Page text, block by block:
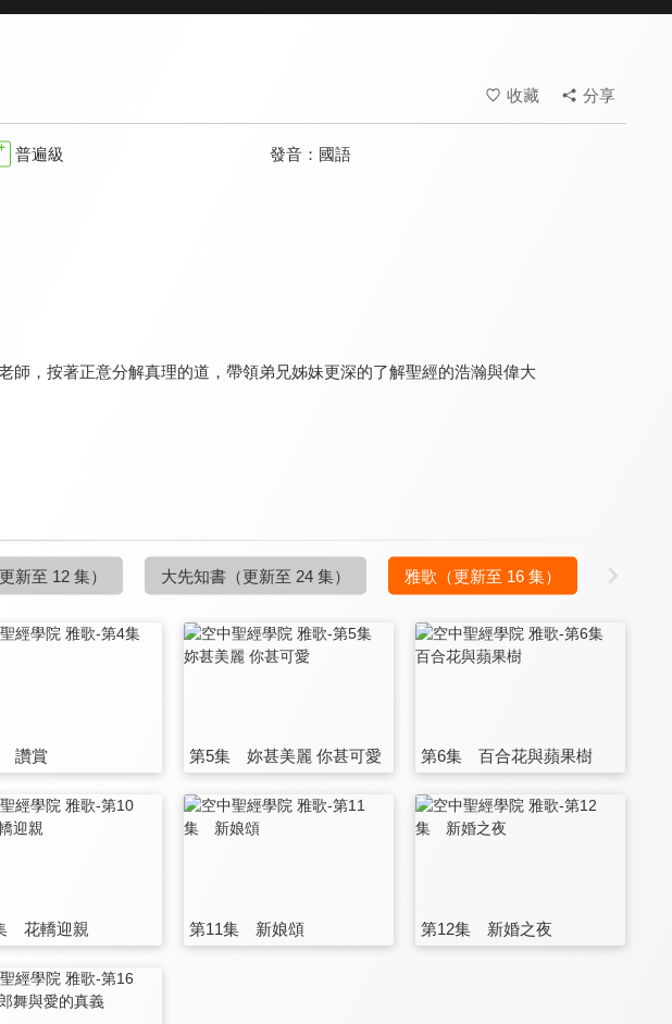
空中聖經學院 歷代志
更新至第 25 集 更新至第 20 集 更新至第 20 集
收藏 分享
普遍級 發音： 國語
，按著正意分解真理的道，帶領弟兄姊妹更深的了解聖經的浩瀚與偉大
更新至 12 集） 大先知書 （更新至 24 集） 雅歌 （更新至 16 集）
讚賞 第5集 妳甚美麗 你甚可愛 第6集 百合花與蘋果樹
花轎迎親 第11集 新娘頌 第12集 新婚之夜